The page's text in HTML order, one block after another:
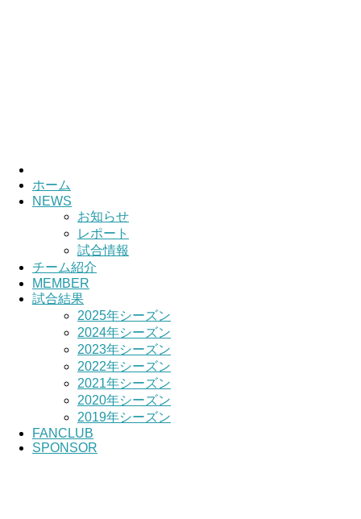
ホーム
NEWS
お知らせ
レポート
試合情報
チーム紹介
MEMBER
試合結果
2025年シーズン
2024年シーズン
2023年シーズン
2022年シーズン
2021年シーズン
2020年シーズン
2019年シーズン
FANCLUB
SPONSOR